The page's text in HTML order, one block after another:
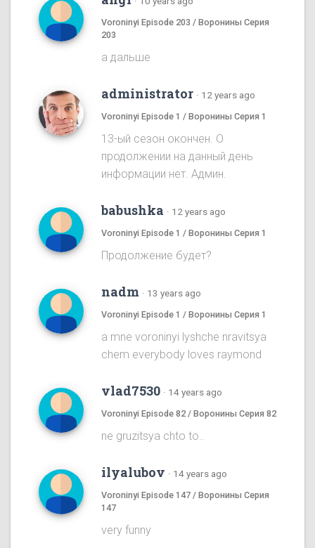
Voroninyi Episode 203 / Воронины Серия
203
а дальше
administrator · 12 years ago
Voroninyi Episode 1 / Воронины Серия 1
13-ый сезон окончен. О
продолжении на данный день
информации нет. Админ.
babushka · 12 years ago
Voroninyi Episode 1 / Воронины Серия 1
Продолжение будет?
nadm · 13 years ago
Voroninyi Episode 1 / Воронины Серия 1
a mne voroninyi lyshche nravitsya
chem everybody loves raymond
vlad7530 · 14 years ago
Voroninyi Episode 82 / Воронины Серия 82
ne gruzitsya chto to..
ilyalubov · 14 years ago
Voroninyi Episode 147 / Воронины Серия
147
very funny